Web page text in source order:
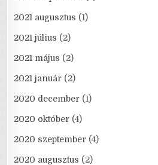
2021 augusztus (1)
2021 július (2)
2021 május (2)
2021 január (2)
2020 december (1)
2020 október (4)
2020 szeptember (4)
2020 augusztus (2)